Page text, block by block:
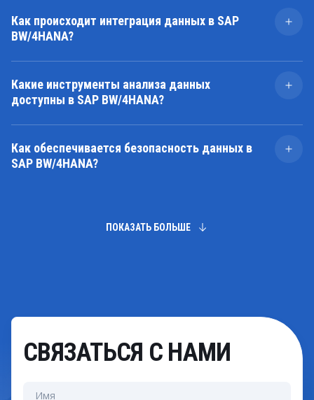
Как происходит интеграция данных в SAP
BW/4HANA?
Интеграция данных в SAP BW/4HANA
включая прямую загрузку из ERP-системы и через
файлы, интеграцию с внешними источниками
для обработки данных.
Какие инструменты анализа данных
доступны в SAP BW/4HANA?
SAP BW/4HANA предоставляет различные
анализ, многомерные отчеты, динамические
дашборды, инструменты для прогнозирования и
Как обеспечивается безопасность данных в
SAP BW/4HANA?
аутентификацию и авторизацию, а также
ПОКАЗАТЬ БОЛЬШЕ
СВЯЗАТЬСЯ С НАМИ